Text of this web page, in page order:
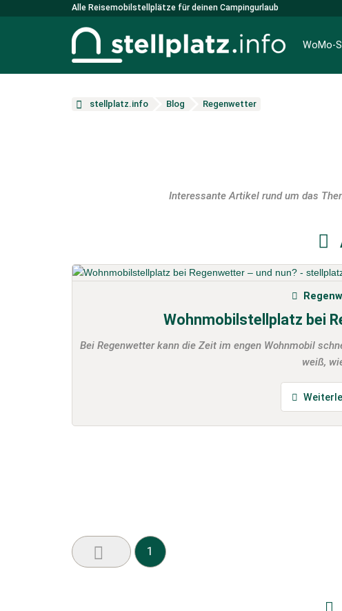
Alle Reisemobilstellplätze für deinen Campingurlaub
WoMo-
stellplatz.info Blog Regenwetter
Interessante Artikel rund um das
Wohnmobilstellplatz bei
Bei Regenwetter kann die Zeit im engen Wohnmobil
weiß,
1